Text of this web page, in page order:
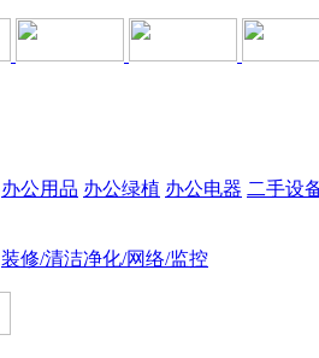
办公用品 办公绿植 办公电器 二手设
装修/清洁净化/网络/监控